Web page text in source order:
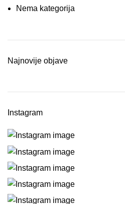
Nema kategorija
Najnovije objave
Instagram